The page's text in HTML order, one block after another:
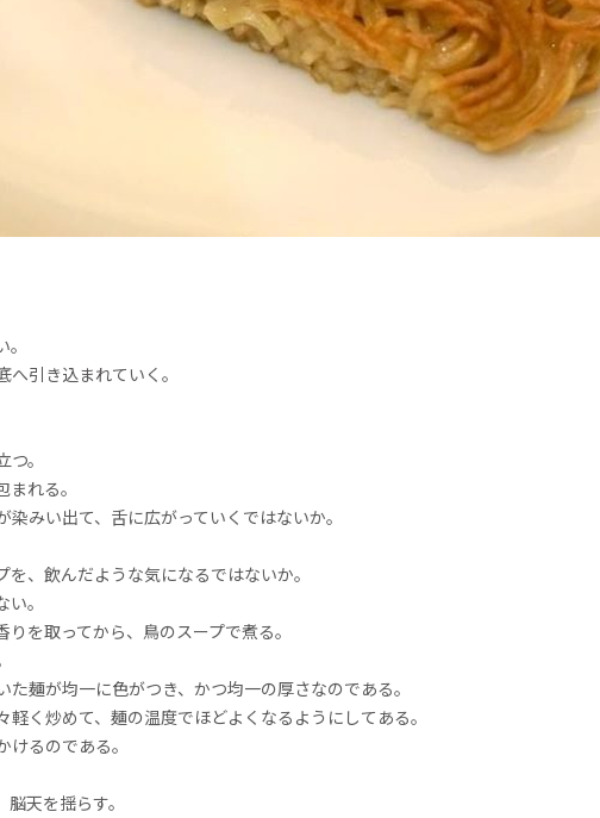
引き込まれていく。
。
れる。
みい出て、舌に広がっていくではないか。
、飲んだような気になるではないか。
。
を取ってから、鳥のスープで煮る。
麺が均一に色がつき、かつ均一の厚さなのである。
く炒めて、麺の温度でほどよくなるようにしてある。
るのである。
天を揺らす。